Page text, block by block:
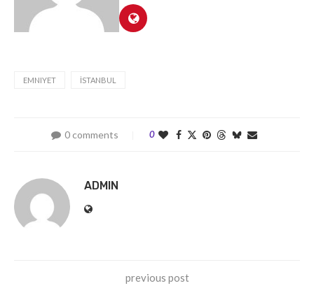
EMNIYET İSTANBUL
0 comments 0
ADMIN
previous post